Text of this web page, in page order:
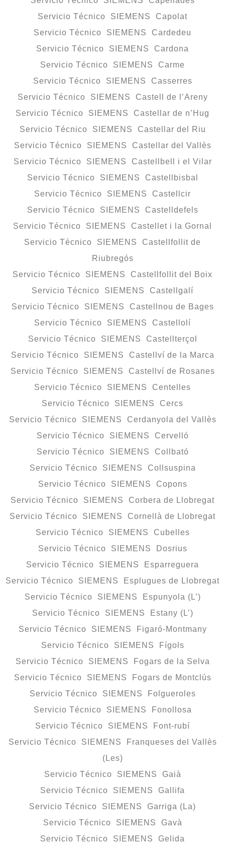
Servicio Técnico SIEMENS Capolat
Servicio Técnico SIEMENS Cardedeu
Servicio Técnico SIEMENS Cardona
Servicio Técnico SIEMENS Carme
Servicio Técnico SIEMENS Casserres
Servicio Técnico SIEMENS Castell de l’Areny
Servicio Técnico SIEMENS Castellar de n’Hug
Servicio Técnico SIEMENS Castellar del Riu
Servicio Técnico SIEMENS Castellar del Vallès
Servicio Técnico SIEMENS Castellbell i el Vilar
Servicio Técnico SIEMENS Castellbisbal
Servicio Técnico SIEMENS Castellcir
Servicio Técnico SIEMENS Castelldefels
Servicio Técnico SIEMENS Castellet i la Gornal
Servicio Técnico SIEMENS Castellfollit de
Riubregós
Servicio Técnico SIEMENS Castellfollit del Boix
Servicio Técnico SIEMENS Castellgalí
Servicio Técnico SIEMENS Castellnou de Bages
Servicio Técnico SIEMENS Castellolí
Servicio Técnico SIEMENS Castellterçol
Servicio Técnico SIEMENS Castellví de la Marca
Servicio Técnico SIEMENS Castellví de Rosanes
Servicio Técnico SIEMENS Centelles
Servicio Técnico SIEMENS Cercs
Servicio Técnico SIEMENS Cerdanyola del Vallès
Servicio Técnico SIEMENS Cervelló
Servicio Técnico SIEMENS Collbató
Servicio Técnico SIEMENS Collsuspina
Servicio Técnico SIEMENS Copons
Servicio Técnico SIEMENS Corbera de Llobregat
Servicio Técnico SIEMENS Cornellà de Llobregat
Servicio Técnico SIEMENS Cubelles
Servicio Técnico SIEMENS Dosrius
Servicio Técnico SIEMENS Esparreguera
Servicio Técnico SIEMENS Esplugues de Llobregat
Servicio Técnico SIEMENS Espunyola (L’)
Servicio Técnico SIEMENS Estany (L’)
Servicio Técnico SIEMENS Figaró-Montmany
Servicio Técnico SIEMENS Fígols
Servicio Técnico SIEMENS Fogars de la Selva
Servicio Técnico SIEMENS Fogars de Montclús
Servicio Técnico SIEMENS Folgueroles
Servicio Técnico SIEMENS Fonollosa
Servicio Técnico SIEMENS Font-rubí
Servicio Técnico SIEMENS Franqueses del Vallès
(Les)
Servicio Técnico SIEMENS Gaià
Servicio Técnico SIEMENS Gallifa
Servicio Técnico SIEMENS Garriga (La)
Servicio Técnico SIEMENS Gavà
Servicio Técnico SIEMENS Gelida